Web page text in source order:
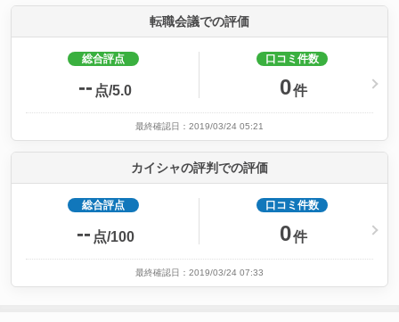
転職会議での評価
総合評点
-- 点/5.0
口コミ件数
0件
最終確認日：2019/03/24 05:21
カイシャの評判での評価
総合評点
-- 点/100
口コミ件数
0件
最終確認日：2019/03/24 07:33